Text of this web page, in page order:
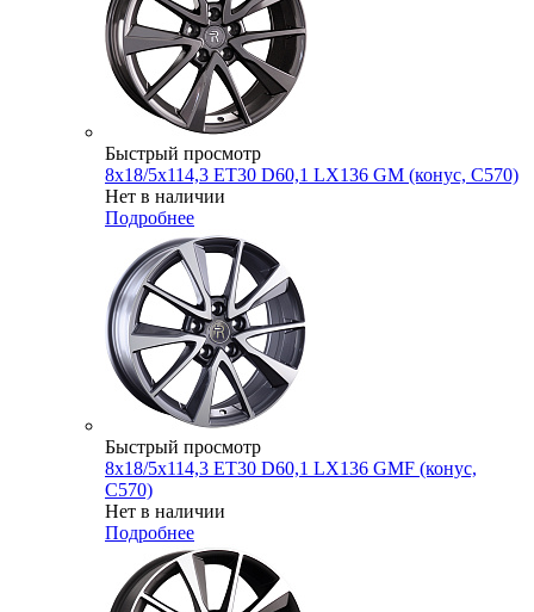
Быстрый просмотр
8x18/5x114,3 ET30 D60,1 LX136 GM (конус, C570)
Нет в наличии
Подробнее
Быстрый просмотр
8x18/5x114,3 ET30 D60,1 LX136 GMF (конус,
C570)
Нет в наличии
Подробнее